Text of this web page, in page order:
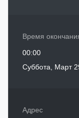
Время
00:00
Суббота, Март
Адрес